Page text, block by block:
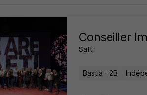
Conseiller
Safti
Bastia - 2B